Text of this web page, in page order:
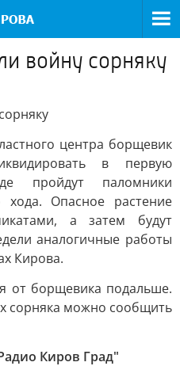
войну сорняку
центра борщевик
в первую
пройдут паломники
хода. Опасное растение
а затем будут
аналогичные работы
Кирова.
от борщевика подальше.
сорняка можно сообщить
Киров Град"